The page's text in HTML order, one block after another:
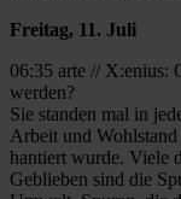
Freitag, 11. Juli
06:35 arte // X:enius:
werden?
Sie standen mal in
Arbeit und
hantiert wurde. Viele
Geblieben sind die